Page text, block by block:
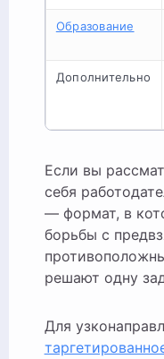
Образование
Дополнительно
Если вы
себя
— формат, в
борьбы с
решают одну
Для